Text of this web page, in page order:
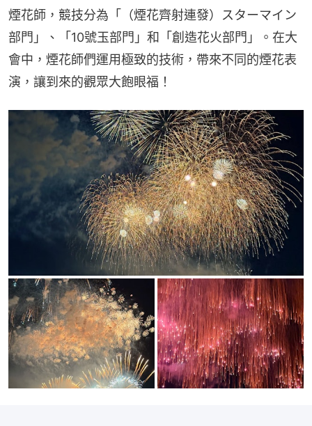
煙花師，競技分為「（煙花齊射連發）スターマイン
部門」、「10號玉部門」和「創造花火部門」。在大
會中，煙花師們運用極致的技術，帶來不同的煙花表
演，讓到來的觀眾大飽眼福！